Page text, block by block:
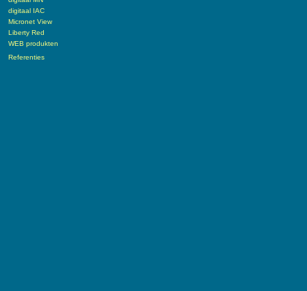
digitaal IAC
Micronet View
Liberty Red
WEB produkten
Referenties